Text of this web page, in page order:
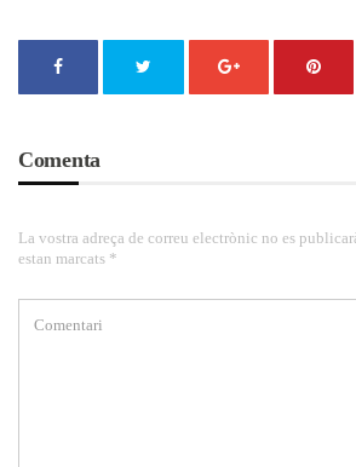
Comenta
La vostra adreça de correu electrònic no es
estan marcats *